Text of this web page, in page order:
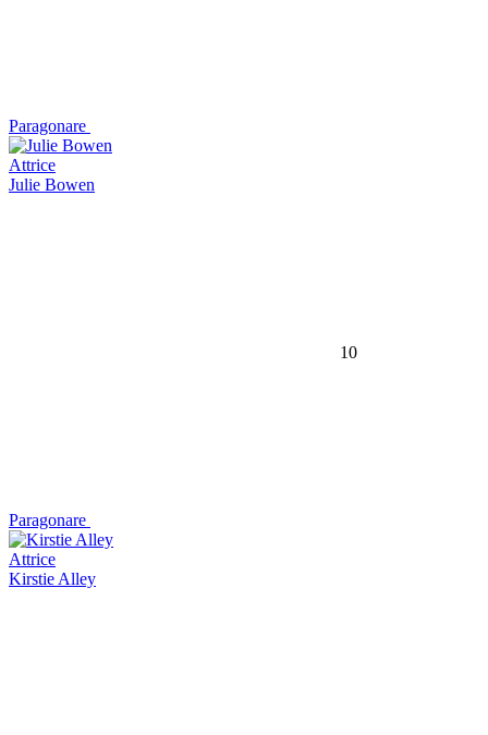
Paragonare
Attrice
Julie Bowen
10
Paragonare
Attrice
Kirstie Alley